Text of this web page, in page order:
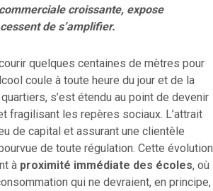
croissante, expose
de s’amplifier.
quelques centaines de mètres pour
coule à toute heure du jour et de la
s’est étendu au point de devenir
fragilisant les repères sociaux. L’attrait
de capital et assurant une clientèle
de toute régulation. Cette évolution
à proximité immédiate des écoles, où
qui ne devraient, en principe,